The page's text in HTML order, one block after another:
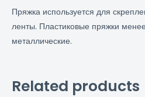
Пряжка используется для
ленты. Пластиковые пряжки
металлические.
Related products